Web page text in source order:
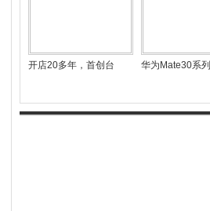
开店20多年，首创台 华为Mate30系列